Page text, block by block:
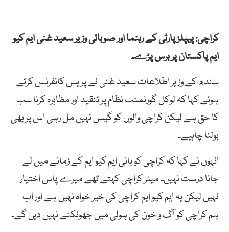
کراچی: پیپلز پارٹی کے رہنما اور صوبائی وزیر سعید غنی ایم کیو
ایم پاکستان پر برس پڑے۔
سندھ کے وزیر اطلاعات سعید غنی نے پریس کانفرنس کرتے
ہوئے کہا کہ لوکل گورنمنٹ نظام پر تنقید اور مظاہرہ کرنا سب
کا حق ہے لیکن کراچی والوں کو گیس نہیں مل رہی اس پر بھی
بولنا چاہیے۔
انہوں نے کہا کہ کراچی کو بانی ایم کیو ایم کے زمانے میں لے
جانا درست نہیں۔ میئر کراچی کہتے تھے میرے پاس اختیار
نہیں لیکن یہ ایم کیو ایم کراچی کی خیر خواہ نہیں ہے اور اب
ہم کراچی کو آگ و خون کی ہولی میں جھونکنے نہیں دیں گے۔